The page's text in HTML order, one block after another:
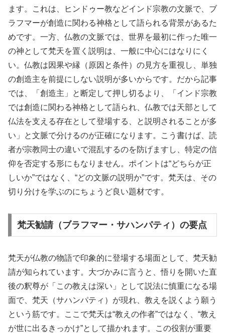
ます。これは、ヒンドゥー教などインド宗教の文脈で、ブ
ラフマーが創造に関わる神格として語られる背景があるた
めです。一方、仏教の文脈では、世界を最初に作った唯一
の神として梵天を置く説明は、一般に中心にはなりにく
い。仏教は因果や縁（原因と条件）の見方を重視し、単独
の創造主を前提にしない説明が多いからです。だから記事
では、「創造主」と断定して押し切るより、「インド宗教
では創造に関わる神格として語られ、仏教では天部として
仏法を支える存在として登場する、と説明されることが多
い」と文脈で分けるのが正確になります。こう書けば、読
者が宗教同士の違いで混乱するのを防げますし、特定の信
仰を否定する形にもなりません。ポイントは“どちらが正
しいか”ではなく、“どの文脈の説明か”です。梵天は、その
切り分けを学ぶのにちょうど良い題材です。
梵天勧請（ブラフマー・サハンパティ）の要点
梵天が仏教の物語で印象的に登場する場面として、梵天勧
請が知られています。大づかみに言うと、悟りを開いた直
後の釈尊が「この教えは深い」として説法に慎重になる場
面で、梵天（サハンパティ）が現れ、教えを説くよう願う
という筋です。ここで梵天は“教えの作者”ではなく、“教え
が世に出るきっかけ”として描かれます。この役割が重要